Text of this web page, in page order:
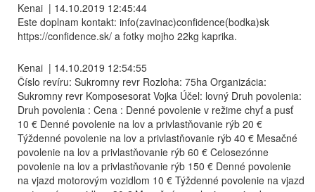
Kenai | 14.10.2019 12:45:44
Este doplnam kontakt: info(zavinac)confidence(bodka)sk
https://confidence.sk/ a fotky mojho 22kg kaprika.
Kenai | 14.10.2019 12:54:55
Číslo revíru: Sukromny revr Rozloha: 75ha Organizácia:
Sukromny revr Komposesorat Vojka Účel: lovný Druh povolenia:
Druh povolenia : Cena : Denné povolenie v režime chyť a pusť
10 € Denné povolenie na lov a privlastňovanie rýb 20 €
Týždenné povolenie na lov a privlastňovanie rýb 40 € Mesačné
povolenie na lov a privlastňovanie rýb 60 € Celosezónne
povolenie na lov a privlastňovanie rýb 150 € Denné povolenie
na vjazd motorovým vozidlom 10 € Týždenné povolenie na vjazd